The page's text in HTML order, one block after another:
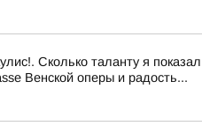
Сколько таланту я
Венской оперы и радость...